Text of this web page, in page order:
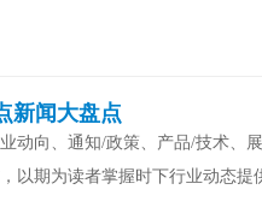
新闻大盘点
动向、通知/政策、产品/技术、
以期为读者掌握时下行业动态